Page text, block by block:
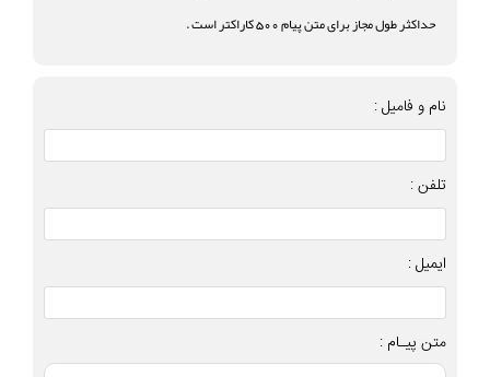
حداکثر طول مجاز برای متن پیام 500 کاراکتر است .
نام و فامیل :
تلفن :
ایمیل :
متن پیـام :